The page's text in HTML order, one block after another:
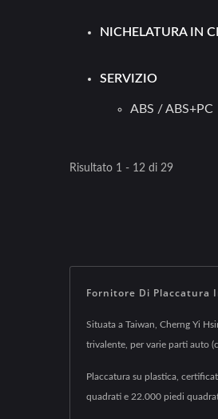
NICHELATURA IN
SERVIZIO
ABS / ABS+PC
Risultato 1 - 12 di 29
Fornitore Di Placcatura
Situata a Taiwan, Cherng Yi
trivalente, per varie parti auto
Placcatura su plastica,
quadrati e 22.000 piedi